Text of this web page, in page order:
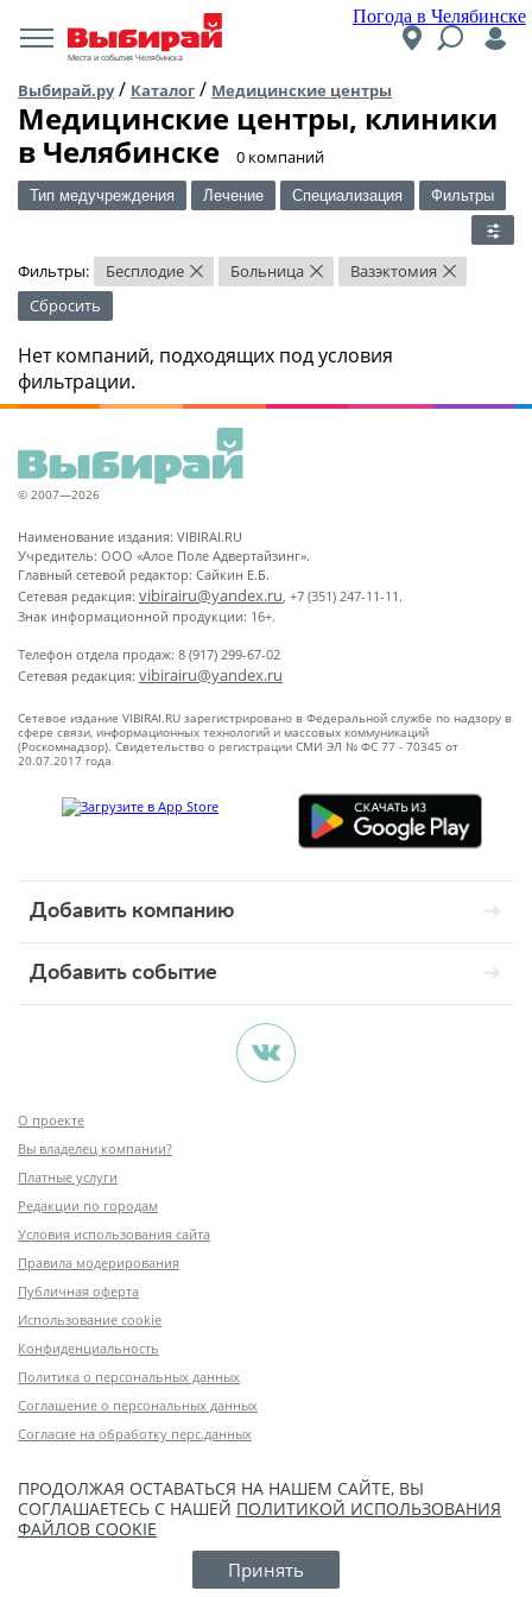
Погода в Челябинске
Места и события Челябинска
Выбирай.ру/ Каталог / Медицинские центры
Медицинские центры, клиники
в Челябинске
​0 компаний
Тип медучреждения Лечение Специализация Фильтры
Фильтры: Бесплодие × Больница × Вазэктомия ×
Сбросить
Нет компаний, подходящих под условия
фильтрации.
© 2007—2026
Наименование издания: VIBIRAI.RU
Учредитель: ООО «Алое Поле Адвертайзинг».
Главный сетевой редактор: Сайкин Е.Б.
Сетевая редакция: vibirairu@yandex.ru, +7 (351) 247-11-11.
Знак информационной продукции: 16+.
Телефон отдела продаж: 8 (917) 299-67-02
Сетевая редакция: vibirairu@yandex.ru
Сетевое издание VIBIRAI.RU зарегистрировано в Федеральной службе по надзору в
сфере связи, информационных технологий и массовых коммуникаций
(Роскомнадзор). Свидетельство о регистрации СМИ ЭЛ № ФС 77 - 70345 от
20.07.2017 года
Добавить компанию
Добавить событие
О проекте
Вы владелец компании?
Платные услуги
Редакции по городам
Условия использования сайта
Правила модерирования
Публичная оферта
Использование cookie
Конфиденциальность
Политика о персональных данных
Соглашение о персональных данных
Согласие на обработку перс.данных
ПРОДОЛЖАЯ ОСТАВАТЬСЯ НА НАШЕМ САЙТЕ, ВЫ
СОГЛАШАЕТЕСЬ С НАШЕЙ ПОЛИТИКОЙ ИСПОЛЬЗОВАНИЯ
ФАЙЛОВ COOKIE
Принять